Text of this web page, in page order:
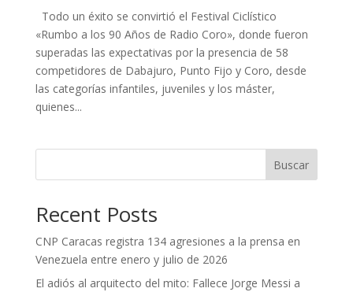
Todo un éxito se convirtió el Festival Ciclístico
«Rumbo a los 90 Años de Radio Coro», donde fueron
superadas las expectativas por la presencia de 58
competidores de Dabajuro, Punto Fijo y Coro, desde
las categorías infantiles, juveniles y los máster,
quienes...
Buscar
Recent Posts
CNP Caracas registra 134 agresiones a la prensa en
Venezuela entre enero y julio de 2026
El adiós al arquitecto del mito: Fallece Jorge Messi a